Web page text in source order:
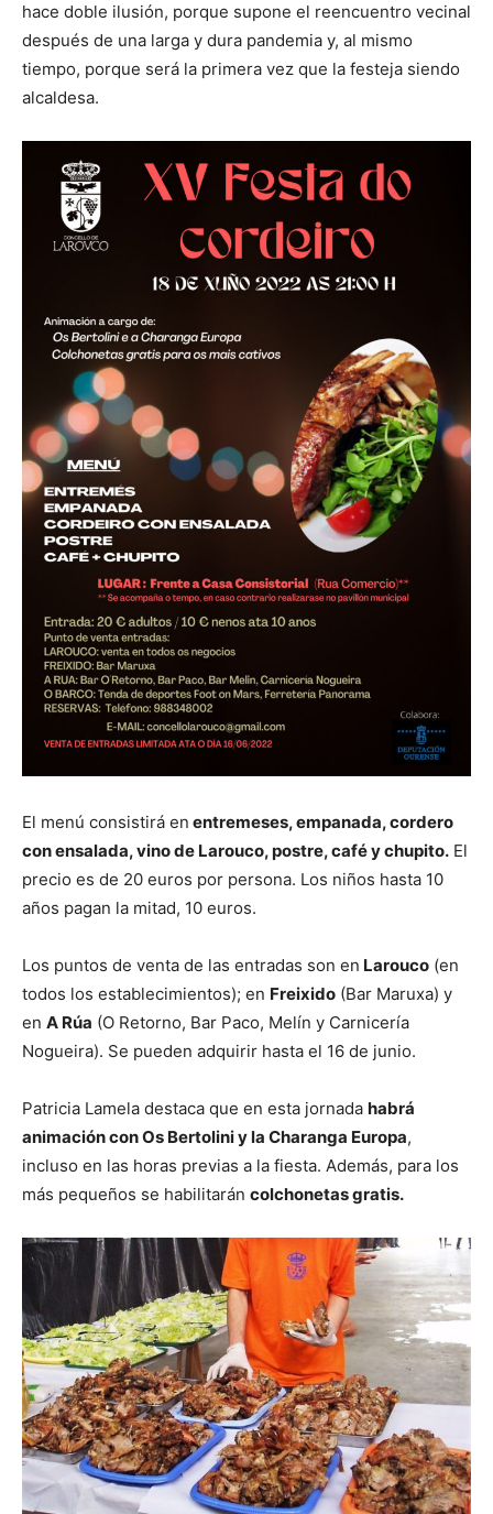
hace doble ilusión, porque supone el reencuentro vecinal
después de una larga y dura pandemia y, al mismo
tiempo, porque será la primera vez que la festeja siendo
alcaldesa.
El menú consistirá en entremeses, empanada, cordero
con ensalada, vino de Larouco, postre, café y chupito. El
precio es de 20 euros por persona. Los niños hasta 10
años pagan la mitad, 10 euros.
Los puntos de venta de las entradas son en Larouco (en
todos los establecimientos); en Freixido (Bar Maruxa) y
en A Rúa (O Retorno, Bar Paco, Melín y Carnicería
Nogueira). Se pueden adquirir hasta el 16 de junio.
Patricia Lamela destaca que en esta jornada habrá
animación con Os Bertolini y la Charanga Europa,
incluso en las horas previas a la fiesta. Además, para los
más pequeños se habilitarán colchonetas gratis.